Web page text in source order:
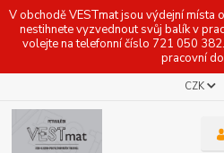
V obchodě VESTmat jsou výdejní místa
nestihnete vyzvednout svůj balík v
volejte na telefonní číslo 721 050
pracovní
CZK